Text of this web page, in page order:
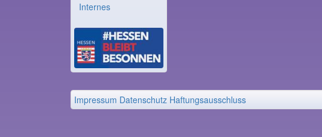
Internes
Impressum Datenschutz Haftungsausschluss